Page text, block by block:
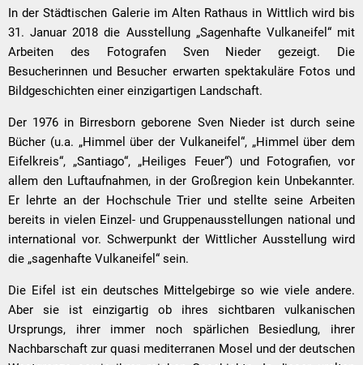
Vulkaneifel
In der Städtischen Galerie im Alten Rathaus in Wittlich wird bis
31. Januar 2018 die Ausstellung „Sagenhafte Vulkaneifel“ mit
Arbeiten des Fotografen Sven Nieder gezeigt. Die
Besucherinnen und Besucher erwarten spektakuläre Fotos und
Bildgeschichten einer einzigartigen Landschaft.
Der 1976 in Birresborn geborene Sven Nieder ist durch seine
Bücher (u.a. „Himmel über der Vulkaneifel“, „Himmel über dem
Eifelkreis“, „Santiago“, „Heiliges Feuer“) und Fotografien, vor
allem den Luftaufnahmen, in der Großregion kein Unbekannter.
Er lehrte an der Hochschule Trier und stellte seine Arbeiten
bereits in vielen Einzel- und Gruppenausstellungen national und
international vor. Schwerpunkt der Wittlicher Ausstellung wird
die „sagenhafte Vulkaneifel“ sein.
Die Eifel ist ein deutsches Mittelgebirge so wie viele andere.
Aber sie ist einzigartig ob ihres sichtbaren vulkanischen
Ursprungs, ihrer immer noch spärlichen Besiedlung, ihrer
Nachbarschaft zur quasi mediterranen Mosel und der deutschen